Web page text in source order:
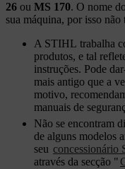
26 ou MS 170. O nome
sua máquina, por isso
A STIHL trabalha
produtos, e tal
instruções. Pode
mais antigo que a
motivo,
manuais de
Não se encontram
de alguns modelos
seu concessionário
através da secção "